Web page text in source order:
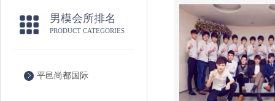
男模会所排名
PRODUCT CATEGORIES
平邑尚都国际